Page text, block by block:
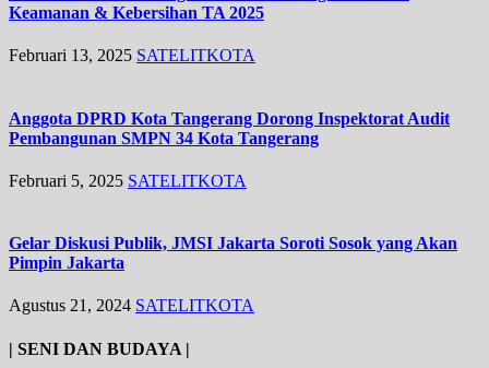
Keamanan & Kebersihan TA 2025
Februari 13, 2025 SATELITKOTA
Anggota DPRD Kota Tangerang Dorong Inspektorat Audit
Pembangunan SMPN 34 Kota Tangerang
Februari 5, 2025 SATELITKOTA
Gelar Diskusi Publik, JMSI Jakarta Soroti Sosok yang Akan
Pimpin Jakarta
Agustus 21, 2024 SATELITKOTA
| SENI DAN BUDAYA |